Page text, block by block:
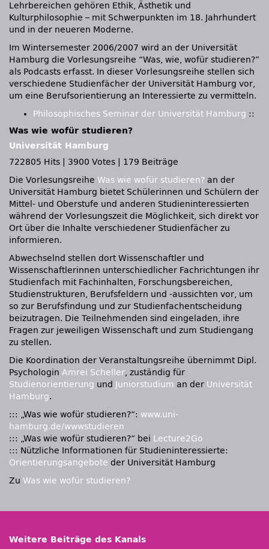
Lehrbereichen gehören Ethik, Ästhetik und
Kulturphilosophie – mit Schwerpunkten im 18. Jahrhundert
und in der neueren Moderne.
Im Wintersemester 2006/2007 wird an der Universität
Hamburg die Vorlesungsreihe “Was, wie, wofür studieren?”
als Podcasts erfasst. In dieser Vorlesungsreihe stellen sich
verschiedene Studienfächer der Universität Hamburg vor,
um eine Berufsorientierung an Interessierte zu vermitteln.
Philosophisches Seminar der Universität Hamburg ::
Was wie wofür studieren?
Universität Hamburg
722805 Hits
3900 Votes
179 Beiträge
Die Vorlesungsreihe Was wie wofür studieren? an der
Universität Hamburg bietet Schülerinnen und Schülern der
Mittel- und Oberstufe und anderen Studieninteressierten
während der Vorlesungszeit die Möglichkeit, sich direkt vor
Ort über die Inhalte verschiedener Studienfächer zu
informieren.
Abwechselnd stellen dort Wissenschaftler und
Wissenschaftlerinnen unterschiedlicher Fachrichtungen ihr
Studienfach mit Fachinhalten, Forschungsbereichen,
Studienstrukturen, Berufsfeldern und -aussichten vor, um
so zur Berufsfindung und zur Studienfachentscheidung
beizutragen. Die Teilnehmenden sind eingeladen, ihre
Fragen zur jeweiligen Wissenschaft und zum Studiengang
zu stellen.
Die Koordination der Veranstaltungsreihe übernimmt Dipl.
Psychologin Amrei Scheller, zuständig für
Studienorientierung und Juniorstudium an der Universität
Hamburg.
::: „Was wie wofür studieren?“: www.uni-
hamburg.de/wwwstudieren
::: „Was wie wofür studieren?“ bei Lecture2Go
::: Nützliche Informationen für Studieninteressierte:
Orientierungsangebote der Universität Hamburg
Zu Was wie wofür studieren?
Weitere Beiträge des Kanals